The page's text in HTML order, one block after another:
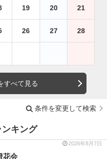
19 20 21
26 27 28
すべて見る
条件を変更して検索
キング
2026年8月7日
花会